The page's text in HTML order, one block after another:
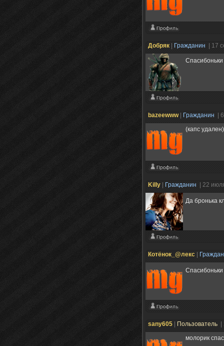
Добряк | Гражданин | 17
bazeewww| Гражданин |
(капс удален)
Killy | Гражданин | 22
Да бронька
Котёнок_@лекс |
sany605 | Пользователь |
молорик